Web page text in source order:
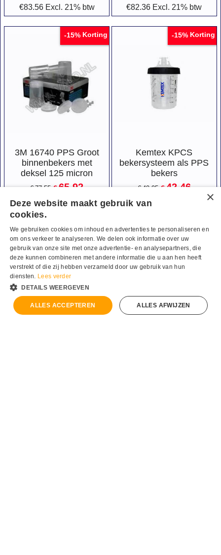
€83.56 Excl. 21% btw
€82.36 Excl. 21% btw
-15% Korting
3M 16740 PPS Groot
binnenbekers met
deksel 125 micron
€ 77.55 €65.92
Incl. 21% btw
€54.48
-15% Korting
Kemtex KPCS
bekersysteem als PPS
bekers
€ 49.95 €42.46
Incl. 21% btw
Service
Contact
Klanten Informatie
Retouren
Verzending
Verf & Lak.
Deze website maakt gebruik van
cookies.
We gebruiken cookies om inhoud en advertenties te personaliseren en
om ons verkeer te analyseren. We delen ook informatie over uw
gebruik van onze site met onze advertentie- en analysepartners, die
deze kunnen combineren met andere informatie die u aan hen heeft
verstrekt of die zij hebben verzameld door uw gebruik van hun
diensten. Lees verder
DETAILS WEERGEVEN
ALLES ACCEPTEREN ALLES AFWIJZEN